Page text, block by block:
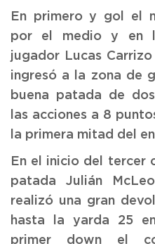
En primero y gol el
por el medio y en
jugador Lucas
ingresó a la zona de
buena patada de
las acciones a 8
la primera mitad del
En el inicio del tercer
patada Julián
realizó una gran
hasta la yarda 25
primer down el